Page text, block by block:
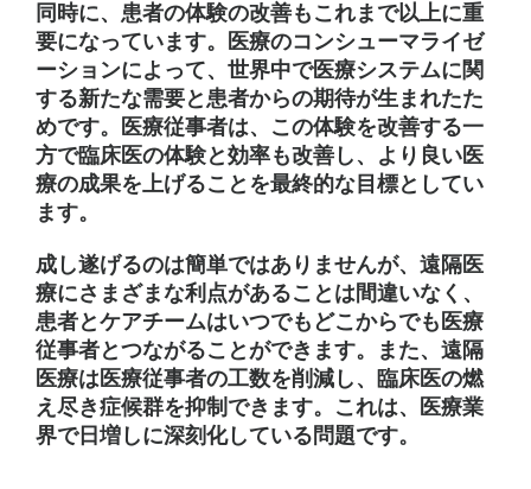
同時に、患者の体験の改善もこれまで以上に重
要になっています。医療のコンシューマライゼ
ーションによって、世界中で医療システムに関
する新たな需要と患者からの期待が生まれたた
めです。医療従事者は、この体験を改善する一
方で臨床医の体験と効率も改善し、より良い医
療の成果を上げることを最終的な目標としてい
ます。
成し遂げるのは簡単ではありませんが、遠隔医
療にさまざまな利点があることは間違いなく、
患者とケアチームはいつでもどこからでも医療
従事者とつながることができます。また、遠隔
医療は医療従事者の工数を削減し、臨床医の燃
え尽き症候群を抑制できます。これは、医療業
界で日増しに深刻化している問題です。